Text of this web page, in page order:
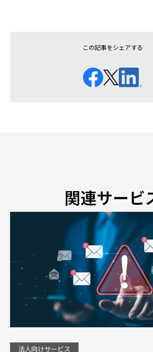
この記事をシェアする
関連サービ
法人向けサービス